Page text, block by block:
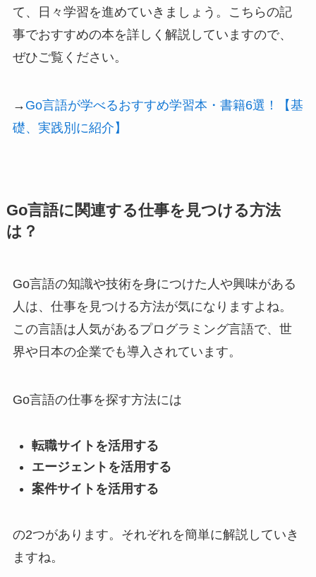
て、日々学習を進めていきましょう。こちらの記
事でおすすめの本を詳しく解説していますので、
ぜひご覧ください。
→ Go言語が学べるおすすめ学習本・書籍6選！【基
礎、実践別に紹介】
Go言語に関連する仕事を見つける方法
は？
Go言語の知識や技術を身につけた人や興味がある
人は、仕事を見つける方法が気になりますよね。
この言語は人気があるプログラミング言語で、世
界や日本の企業でも導入されています。
Go言語の仕事を探す方法には
転職サイトを活用する
エージェントを活用する
案件サイトを活用する
の2つがあります。それぞれを簡単に解説していき
ますね。